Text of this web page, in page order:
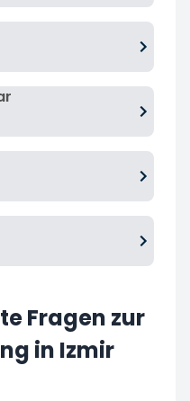
Fragen zur
in Izmir